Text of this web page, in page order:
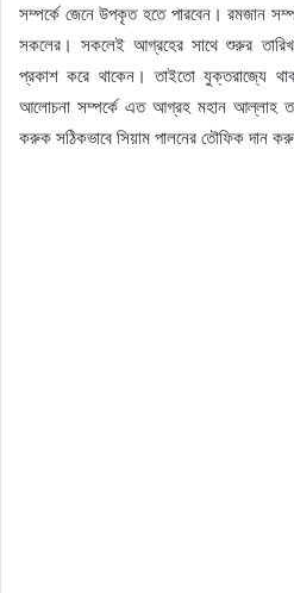
সম্পর্কে জেনে উপকৃত হতে পারবেন। রমজান
সকলের। সকলেই আগ্রহের সাথে শুরুর তারিখ
প্রকাশ করে থাকেন। তাইতো যুক্তরাজ্যে
আলোচনা সম্পর্কে এত আগ্রহ মহান আল্লাহ
করুক সঠিকভাবে সিয়াম পালনের তৌফিক দান